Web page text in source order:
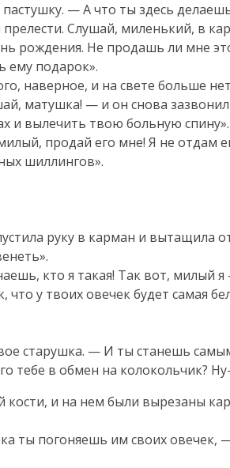
— А что ты здесь
Слушай, миленький, в
рождения. Не продашь ли мне
ему подарок».
наверное, и на свете больше
матушка! — и он снова
и вылечить твою больную спину».
продай его мне! Я не отдам
шиллингов».
руку в карман и вытащила
кто я такая! Так вот, милый
у твоих овечек будет самая
старушка. — И ты станешь
тебе в обмен на колокольчик?
кости, и на нем были вырезаны
ты погоняешь им своих овечек,